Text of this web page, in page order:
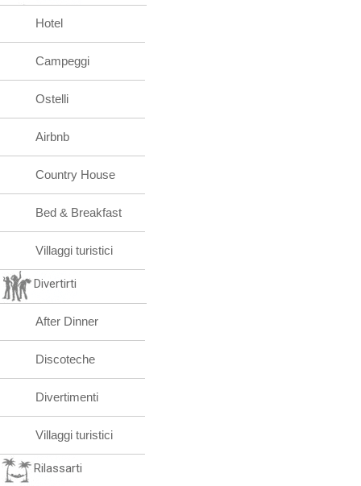
Hotel
Campeggi
Ostelli
Airbnb
Country House
Bed & Breakfast
Villaggi turistici
Divertirti
After Dinner
Discoteche
Divertimenti
Villaggi turistici
Rilassarti